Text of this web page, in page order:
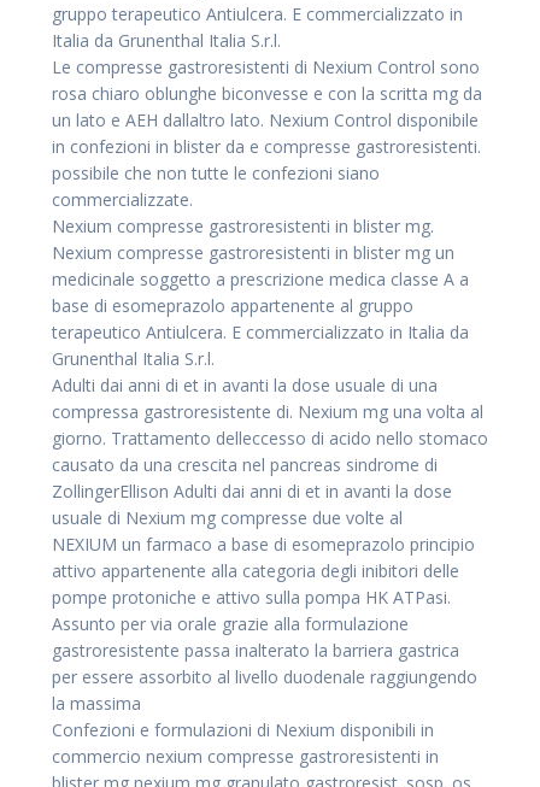
gruppo terapeutico Antiulcera. E commercializzato in
Italia da Grunenthal Italia S.r.l.
Le compresse gastroresistenti di Nexium Control sono
rosa chiaro oblunghe biconvesse e con la scritta mg da
un lato e AEH dallaltro lato. Nexium Control disponibile
in confezioni in blister da e compresse gastroresistenti.
possibile che non tutte le confezioni siano
commercializzate.
Nexium compresse gastroresistenti in blister mg.
Nexium compresse gastroresistenti in blister mg un
medicinale soggetto a prescrizione medica classe A a
base di esomeprazolo appartenente al gruppo
terapeutico Antiulcera. E commercializzato in Italia da
Grunenthal Italia S.r.l.
Adulti dai anni di et in avanti la dose usuale di una
compressa gastroresistente di. Nexium mg una volta al
giorno. Trattamento delleccesso di acido nello stomaco
causato da una crescita nel pancreas sindrome di
ZollingerEllison Adulti dai anni di et in avanti la dose
usuale di Nexium mg compresse due volte al
NEXIUM un farmaco a base di esomeprazolo principio
attivo appartenente alla categoria degli inibitori delle
pompe protoniche e attivo sulla pompa HK ATPasi.
Assunto per via orale grazie alla formulazione
gastroresistente passa inalterato la barriera gastrica
per essere assorbito al livello duodenale raggiungendo
la massima
Confezioni e formulazioni di Nexium disponibili in
commercio nexium compresse gastroresistenti in
blister mg nexium mg granulato gastroresist. sosp. os